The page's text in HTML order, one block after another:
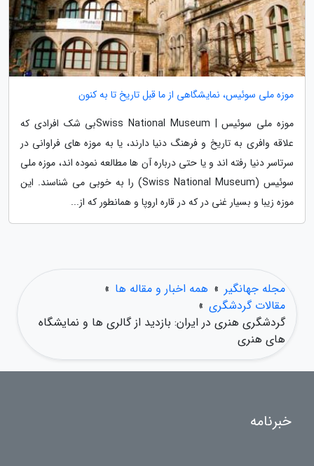
موزه ملی سوئیس، نمایشگاهی از ما قبل تاریخ تا به کنون
موزه ملی سوئیس | Swiss National Museumبی شک افرادی که
علاقه وافری به تاریخ و فرهنگ دنیا دارند، یا به موزه های فراوانی در
سرتاسر دنیا رفته اند و یا حتی درباره آن ها مطالعه نموده اند، موزه ملی
سوئیس (Swiss National Museum) را به خوبی می شناسند. این
موزه زیبا و بسیار غنی در که در قاره اروپا و همانطور که از...
مجله جهانگیر » همه اخبار و مقاله ها »
مقالات گردشگری »
گردشگری هنری در ایران: بازدید از گالری ها و نمایشگاه
های هنری
خبرنامه